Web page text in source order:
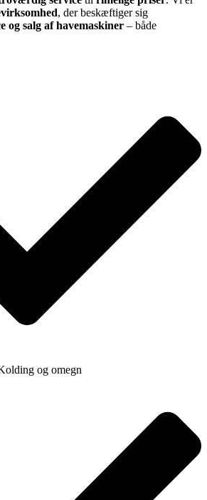
, der beskæftiger sig
og salg af havemaskiner – både
og omegn